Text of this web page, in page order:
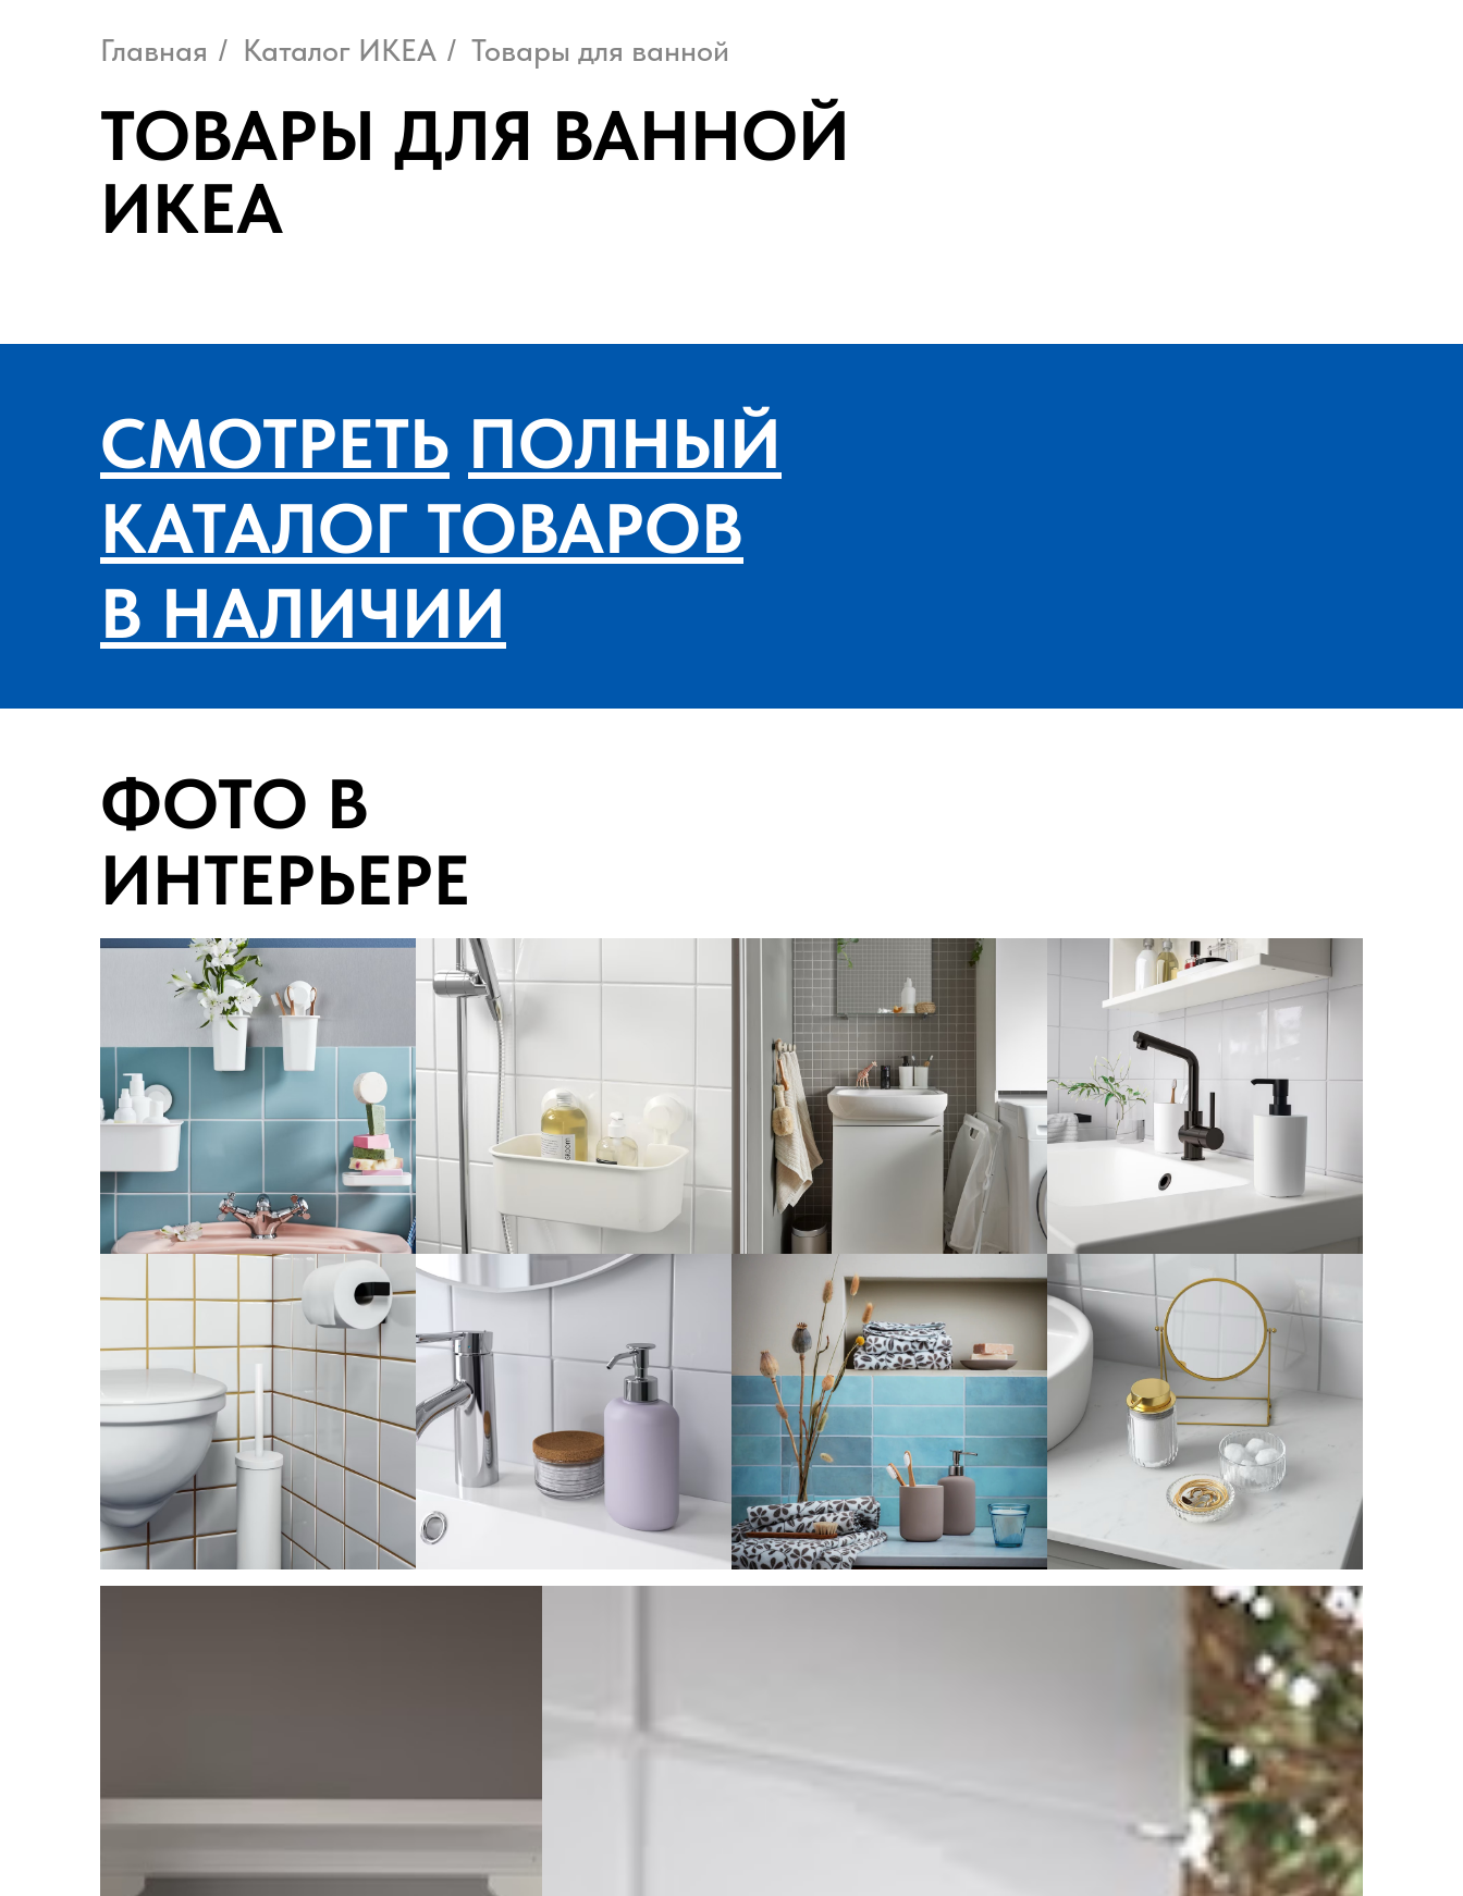
Главная / Каталог ИКЕА / Товары для ванной
ТОВАРЫ ДЛЯ ВАННОЙ
ИКЕА
СМОТРЕТЬ ПОЛНЫЙ
КАТАЛОГ ТОВАРОВ
В НАЛИЧИИ
ФОТО В
ИНТЕРЬЕРЕ